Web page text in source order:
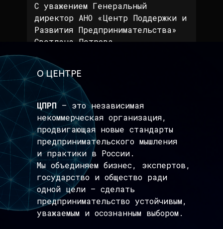
С уважением Генеральный
директор АНО «Центр Поддержки и
Развития Предпринимательства»
Светлана Петрова
О ЦЕНТРЕ
ЦПРП — это независимая
некоммерческая организация,
продвигающая новые стандарты
предпринимательского мышления
и практики в России.
Мы объединяем бизнес, экспертов,
государство и общество ради
одной цели — сделать
предпринимательство устойчивым,
уважаемым и осознанным выбором.